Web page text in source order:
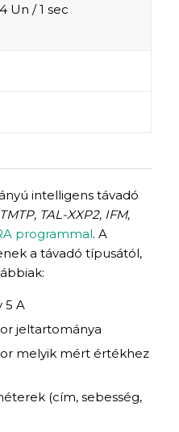
Un / 1 sec
intelligens távadó
TAL-XXP2, IFM,
programmal. A
a távadó típusától,
5 A
jeltartománya
melyik mért értékhez
(cím, sebesség,